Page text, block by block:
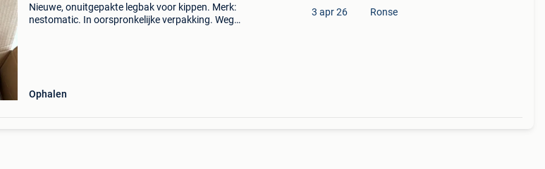
Nieuwe, onuitgepakte legbak voor kippen. Merk:
nestomatic. In oorspronkelijke verpakking. Weg
Ophalen
3 apr 26 Ronse